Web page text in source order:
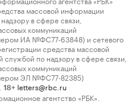
массовой информации
в сфере связи,
коммуникаций
ИА №ФС77-63848) и сетевого
средства массовой
по надзору в сфере связи,
коммуникаций
ЭЛ №ФС77-82385)
18+ letters@rbc.ru
агентство «РБК».